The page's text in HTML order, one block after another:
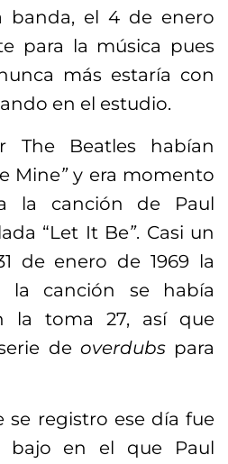
banda, el 4 de enero
para la música pues
más estaría con
en el estudio.
The Beatles habían
Mine”y era momento
la canción de Paul
“Let It Be”. Casi un
de enero de 1969 la
la canción se había
la toma 27, así que
de overdubspara
se registro ese día fue
en el que Paul